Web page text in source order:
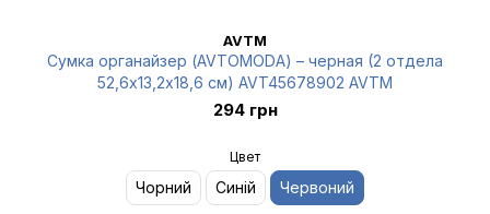
AVTM
Сумка органайзер (AVTOMODA) – черная (2 отдела
52,6х13,2х18,6 см) AVT45678902 AVTM
294 грн
Цвет
Чорний Синій Червоний